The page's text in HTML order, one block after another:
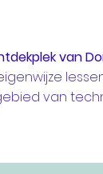
van
van